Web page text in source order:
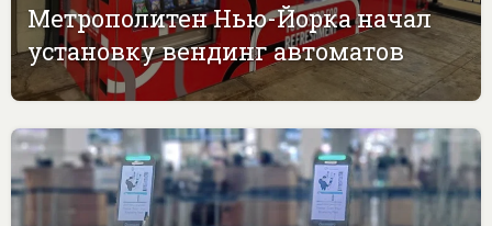
Метрополитен Нью-Йорка начал
установку вендинг автоматов